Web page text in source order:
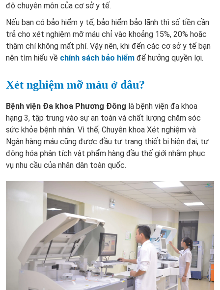
độ chuyên môn của cơ sở y tế.
Nếu bạn có bảo hiểm y tế, bảo hiểm bảo lãnh thì số tiền cần
trả cho xét nghiệm mỡ máu chỉ vào khoảng 15%, 20% hoặc
thậm chí không mất phí. Vậy nên, khi đến các cơ sở y tế bạn
nên tìm hiểu về chính sách bảo hiểm để hưởng quyền lợi.
Xét nghiệm mỡ máu ở đâu?
Bệnh viện Đa khoa Phương Đông là bệnh viện đa khoa
hạng 3, tập trung vào sự an toàn và chất lượng chăm sóc
sức khỏe bệnh nhân. Vì thế, Chuyên khoa Xét nghiệm và
Ngân hàng máu cũng được đầu tư trang thiết bị hiện đại, tự
động hóa phân tích vật phẩm hàng đầu thế giới nhằm phục
vụ nhu cầu của nhân dân toàn quốc.